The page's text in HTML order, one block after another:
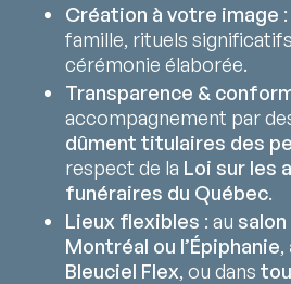
Création à votre image
famille, rituels
cérémonie élaborée.
Transparence &
accompagnement par
dûment titulaires des
respect de la Loi sur les
funéraires du Québec.
Lieux flexibles : au salon
Montréal ou l’Épiphanie,
Bleuciel Flex, ou dans